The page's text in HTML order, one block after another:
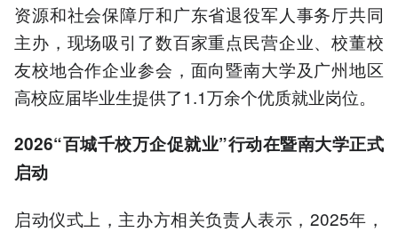
资源和社会保障厅和广东省退役军人事务厅共同
主办，现场吸引了数百家重点民营企业、校董校
友校地合作企业参会，面向暨南大学及广州地区
高校应届毕业生提供了1.1万余个优质就业岗位。
2026“百城千校万企促就业”行动在暨南大学正式
启动
启动仪式上，主办方相关负责人表示，2025年，